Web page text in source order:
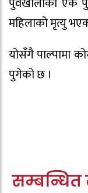
महिलाको मृत्यु
योसँगै पाल्पामा
पुगेको छ ।